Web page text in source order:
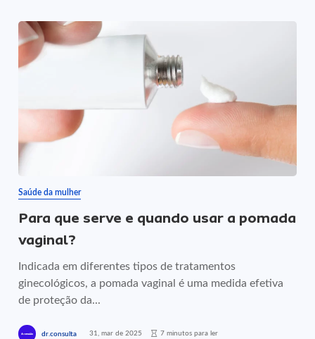
Saúde da mulher
Para que serve e quando usar a pomada
vaginal?
Indicada em diferentes tipos de tratamentos
ginecológicos, a pomada vaginal é uma medida efetiva
de proteção da...
dr.consulta 31, mar de 2025 7 minutos para ler